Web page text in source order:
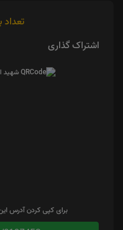
تعداد
اشتراک گذاری
برای کپی کردن آدرس